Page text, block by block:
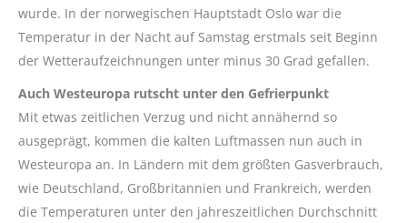
wurde. In der norwegischen Hauptstadt Oslo war die
Temperatur in der Nacht auf Samstag erstmals seit Beginn
der Wetteraufzeichnungen unter minus 30 Grad gefallen.
Auch Westeuropa rutscht unter den Gefrierpunkt
Mit etwas zeitlichen Verzug und nicht annähernd so
ausgeprägt, kommen die kalten Luftmassen nun auch in
Westeuropa an. In Ländern mit dem größten Gasverbrauch,
wie Deutschland, Großbritannien und Frankreich, werden
die Temperaturen unter den jahreszeitlichen Durchschnitt